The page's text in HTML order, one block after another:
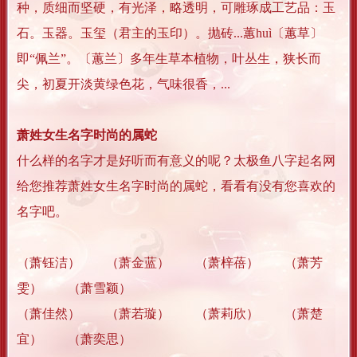
种，质细而坚硬，有光泽，略透明，可雕琢成工艺品：玉
石。玉器。玉玺（君主的玉印）。抛砖...蕙huì〔蕙草〕
即“佩兰”。〔蕙兰〕多年生草本植物，叶丛生，狭长而
尖，初夏开淡黄绿色花，气味很香，...
萧姓女生名字时尚的属蛇
什么样的名字才是好听而有意义的呢？太极鱼八字起名网
给您推荐萧姓女生名字时尚的属蛇，看看有没有您喜欢的
名字吧。
（萧钰洁） （萧金蓝） （萧梓蓓） （萧芳
雯） （萧雪颖）
（萧佳然） （萧若璇） （萧莉欣） （萧楚
宜） （萧奕思）